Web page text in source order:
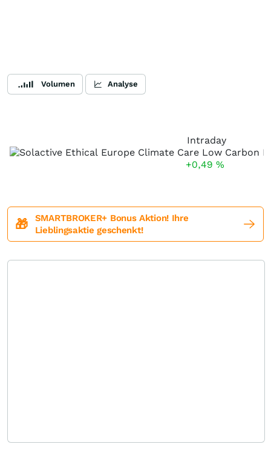
Volumen Analyse
Intraday
+0,49 %
🎁
SMARTBROKER+ Bonus Aktion! Ihre
Lieblingsaktie geschenkt!